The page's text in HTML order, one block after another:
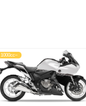
1000cc~